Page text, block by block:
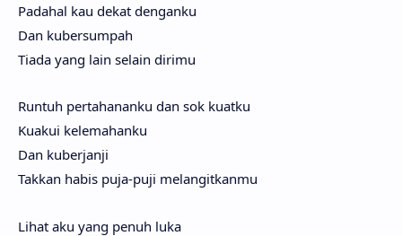
Padahal kau dekat denganku
Dan kubersumpah
Tiada yang lain selain dirimu
Runtuh pertahananku dan sok kuatku
Kuakui kelemahanku
Dan kuberjanji
Takkan habis puja-puji melangitkanmu
Lihat aku yang penuh luka